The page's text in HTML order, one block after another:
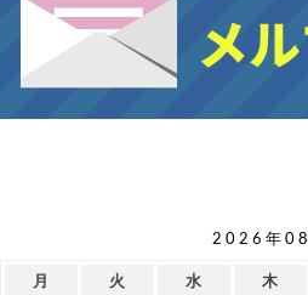
2026年08
月 火 水 木